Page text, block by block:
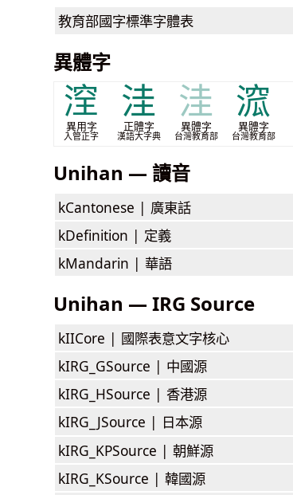
教育部國字標準字體表
異體字
㴏
異用字
入管正字
洼
正體字
漢語大字典
洼
異體字
台灣教育部
溛
異體字
台灣教育部
Unihan — 讀音
kCantonese | 廣東話
kDefinition | 定義
kMandarin | 華語
Unihan — IRG Source
kIICore | 國際表意文字核心
kIRG_GSource | 中國源
kIRG_HSource | 香港源
kIRG_JSource | 日本源
kIRG_KPSource | 朝鮮源
kIRG_KSource | 韓國源